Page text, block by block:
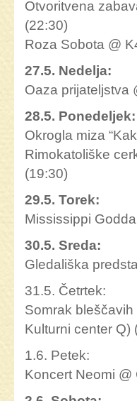
Otvoritvena
(22:30)
Roza Sobota @
27.5. Nedelja:
Oaza prijateljstva
28.5. Ponedeljek:
Okrogla miza
Rimokatoliške
(19:30)
29.5. Torek:
Mississippi
30.5. Sreda:
Gledališka
31.5. Četrtek:
Somrak
Kulturni center Q)
1.6. Petek:
Koncert Neomi